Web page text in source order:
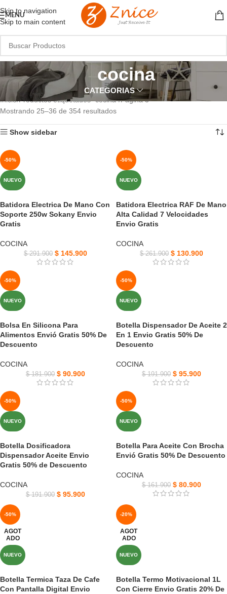
Skip to navigation
Skip to main content
MENU
cocina
CATEGORIAS
Inicio Productos etiquetados “cocina” Página 3
Mostrando 25–36 de 354 resultados
Show sidebar
-50%
NUEVO
Batidora Electrica De Mano Con
Soporte 250w Sokany Envio
Gratis
COCINA
$291.900 $ 145.900
-50%
NUEVO
Batidora Electrica RAF De Mano
Alta Calidad 7 Velocidades
Envio Gratis
COCINA
$261.900 $ 130.900
-50%
NUEVO
Bolsa En Silicona Para
Alimentos Envió Gratis 50% De
Descuento
COCINA
$181.900 $ 90.900
-50%
NUEVO
Botella Dispensador De Aceite 2
En 1 Envio Gratis 50% De
Descuento
COCINA
$191.900 $ 95.900
-50%
NUEVO
Botella Dosificadora
Dispensador Aceite Envio
Gratis 50% de Descuento
COCINA
$191.900 $ 95.900
-50%
NUEVO
Botella Para Aceite Con Brocha
Envió Gratis 50% De Descuento
COCINA
$161.900 $ 80.900
-50%
AGOT
ADO
NUEVO
Botella Termica Taza De Cafe
Con Pantalla Digital Envio
-20%
AGOT
ADO
NUEVO
Botella Termo Motivacional 1L
Con Cierre Envio Gratis 20% De